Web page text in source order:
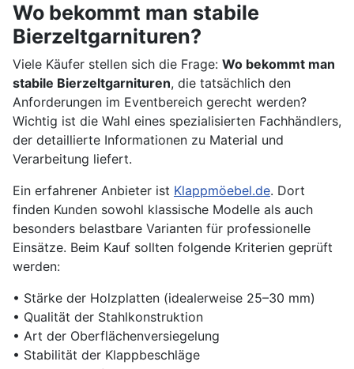
Wo bekommt man stabile
Bierzeltgarnituren?
Viele Käufer stellen sich die Frage: Wo bekommt man
stabile Bierzeltgarnituren, die tatsächlich den
Anforderungen im Eventbereich gerecht werden?
Wichtig ist die Wahl eines spezialisierten Fachhändlers,
der detaillierte Informationen zu Material und
Verarbeitung liefert.
Ein erfahrener Anbieter ist Klappmöebel.de. Dort
finden Kunden sowohl klassische Modelle als auch
besonders belastbare Varianten für professionelle
Einsätze. Beim Kauf sollten folgende Kriterien geprüft
werden:
• Stärke der Holzplatten (idealerweise 25–30 mm)
• Qualität der Stahlkonstruktion
• Art der Oberflächenversiegelung
• Stabilität der Klappbeschläge